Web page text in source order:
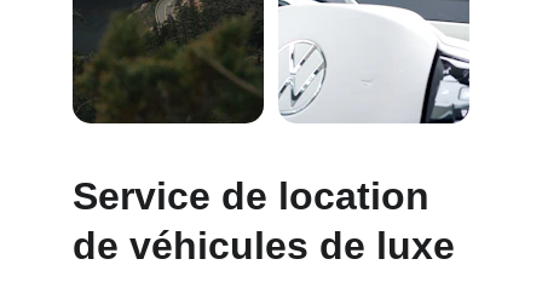
Service de location
de véhicules de luxe